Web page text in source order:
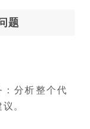
题
分析整个代
。